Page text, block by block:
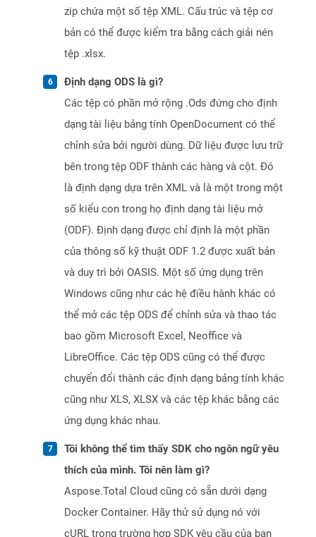
zip chứa một số tệp XML. Cấu trúc và tệp cơ
bản có thể được kiểm tra bằng cách giải nén
tệp .xlsx.
Định dạng ODS là gì?
Các tệp có phần mở rộng .Ods đứng cho định
dạng tài liệu bảng tính OpenDocument có thể
chỉnh sửa bởi người dùng. Dữ liệu được lưu trữ
bên trong tệp ODF thành các hàng và cột. Đó
là định dạng dựa trên XML và là một trong một
số kiểu con trong họ định dạng tài liệu mở
(ODF). Định dạng được chỉ định là một phần
của thông số kỹ thuật ODF 1.2 được xuất bản
và duy trì bởi OASIS. Một số ứng dụng trên
Windows cũng như các hệ điều hành khác có
thể mở các tệp ODS để chỉnh sửa và thao tác
bao gồm Microsoft Excel, Neoffice và
LibreOffice. Các tệp ODS cũng có thể được
chuyển đổi thành các định dạng bảng tính khác
cũng như XLS, XLSX và các tệp khác bằng các
ứng dụng khác nhau.
Tôi không thể tìm thấy SDK cho ngôn ngữ yêu
thích của mình. Tôi nên làm gì?
Aspose.Total Cloud cũng có sẵn dưới dạng
Docker Container. Hãy thử sử dụng nó với
cURL trong trường hợp SDK yêu cầu của bạn